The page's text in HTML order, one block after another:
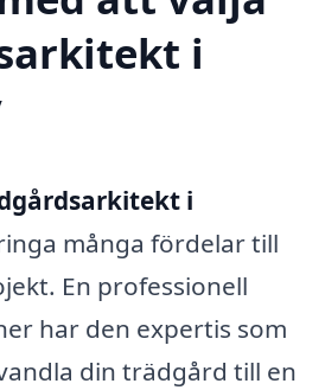
i
i
många fördelar till
En professionell
har den expertis som
din trädgård till en